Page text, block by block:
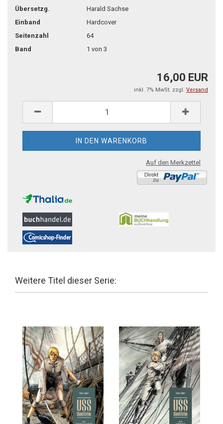
Übersetzg.
Harald Sachse
Einband
Hardcover
Seitenzahl
64
Band
1 von 3
16,00 EUR
inkl. 7% MwSt. zzgl. Versand
Auf den Merkzettel
Weitere Titel dieser Serie: